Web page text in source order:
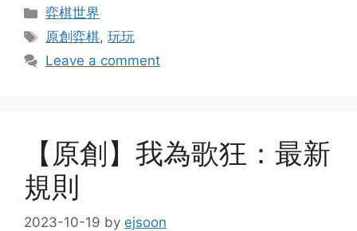
Categories
弈棋世界
Tags
原創弈棋,玩玩
Leave a comment
【原創】我為歌狂：最新
規則
2023-10-19 by ejsoon